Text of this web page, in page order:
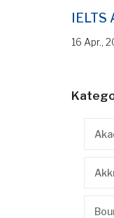
IELTS
16 Apr.,